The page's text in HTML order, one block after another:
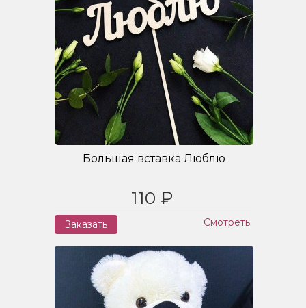
Большая вставка Люблю
110 ₽
Заказать Смотреть